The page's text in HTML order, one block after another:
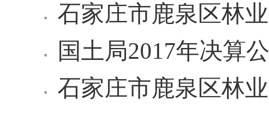
石家庄市鹿泉区林
国土局2017年决算
石家庄市鹿泉区林